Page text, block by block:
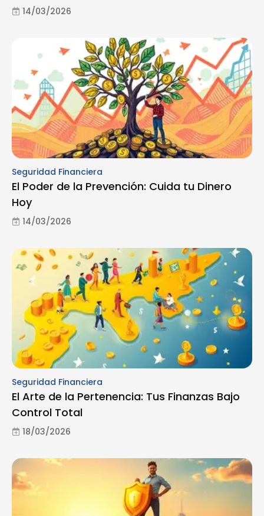
14/03/2026
Seguridad Financiera
El Poder de la Prevención: Cuida tu Dinero
Hoy
14/03/2026
Seguridad Financiera
El Arte de la Pertenencia: Tus Finanzas Bajo
Control Total
18/03/2026